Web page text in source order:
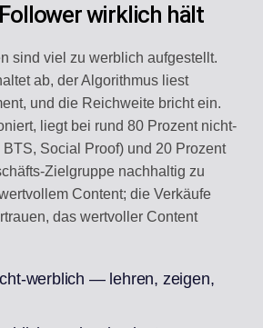
wirklich hält
sind viel zu werblich aufgestellt.
ab, der Algorithmus liest
und die Reichweite bricht ein.
liegt bei rund 80 Prozent nicht-
Social Proof) und 20 Prozent
Zielgruppe nachhaltig zu
Content; die Verkäufe
das wertvoller Content
werblich — lehren, zeigen,